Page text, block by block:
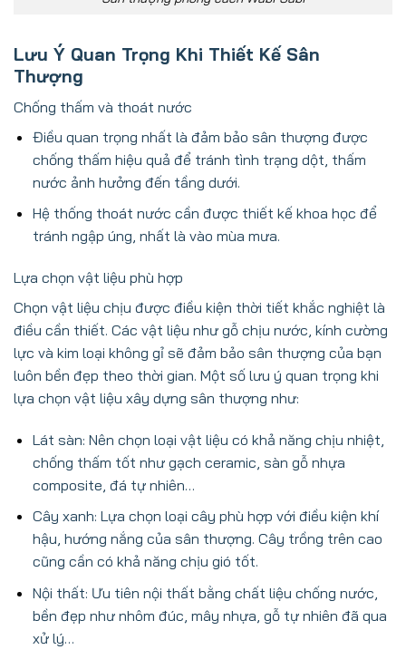
Lưu Ý Quan Trọng Khi Thiết Kế Sân
Thượng
Chống thấm và thoát nước
Điều quan trọng nhất là đảm bảo sân thượng được
chống thấm hiệu quả để tránh tình trạng dột, thấm
nước ảnh hưởng đến tầng dưới.
Hệ thống thoát nước cần được thiết kế khoa học để
tránh ngập úng, nhất là vào mùa mưa.
Lựa chọn vật liệu phù hợp
Chọn vật liệu chịu được điều kiện thời tiết khắc nghiệt là
điều cần thiết. Các vật liệu như gỗ chịu nước, kính cường
lực và kim loại không gỉ sẽ đảm bảo sân thượng của bạn
luôn bền đẹp theo thời gian. Một số lưu ý quan trọng khi
lựa chọn vật liệu xây dựng sân thượng như:
Lát sàn: Nên chọn loại vật liệu có khả năng chịu nhiệt,
chống thấm tốt như gạch ceramic, sàn gỗ nhựa
composite, đá tự nhiên…
Cây xanh: Lựa chọn loại cây phù hợp với điều kiện khí
hậu, hướng nắng của sân thượng. Cây trồng trên cao
cũng cần có khả năng chịu gió tốt.
Nội thất: Ưu tiên nội thất bằng chất liệu chống nước,
bền đẹp như nhôm đúc, mây nhựa, gỗ tự nhiên đã qua
xử lý…